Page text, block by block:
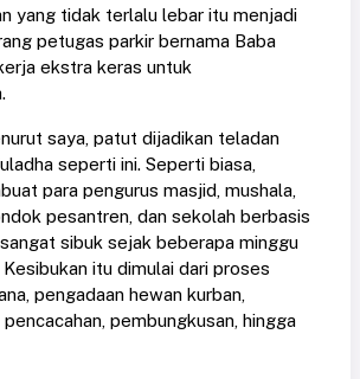
yang tidak terlalu lebar itu menjadi
petugas parkir bernama Baba
ekstra keras untuk
saya, patut dijadikan teladan
seperti ini. Seperti biasa,
para pengurus masjid, mushala,
pesantren, dan sekolah berbasis
sibuk sejak beberapa minggu
itu dimulai dari proses
pengadaan hewan kurban,
pembungkusan, hingga